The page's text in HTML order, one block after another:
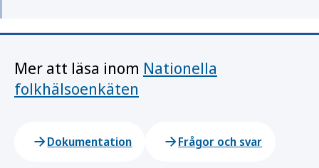
Mer att läsa inom Nationella
folkhälsoenkäten
Dokumentation Frågor och svar